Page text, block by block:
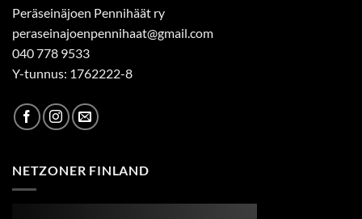
Peräseinäjoen Pennihäät ry
peraseinajoenpennihaat@gmail.com
040 778 9533
Y-tunnus: 1762222-8
NETZONER FINLAND